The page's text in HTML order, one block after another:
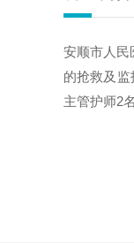
安顺市人民
的抢救及
主管护师2